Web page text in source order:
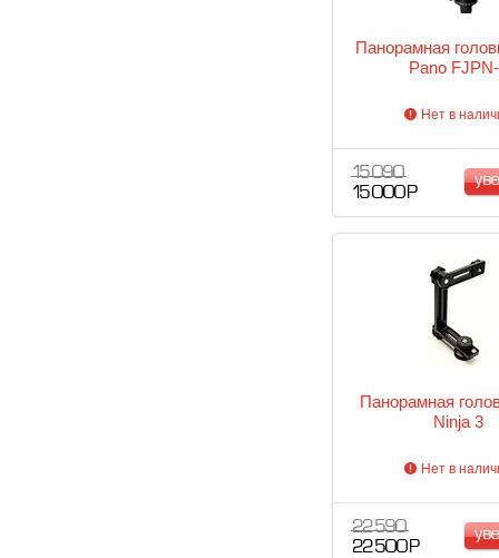
Панорамная
Pano
Нет в
15 090
15 000 Р
Панорамная
Ninja 3
Нет в
22 590
22 500 Р